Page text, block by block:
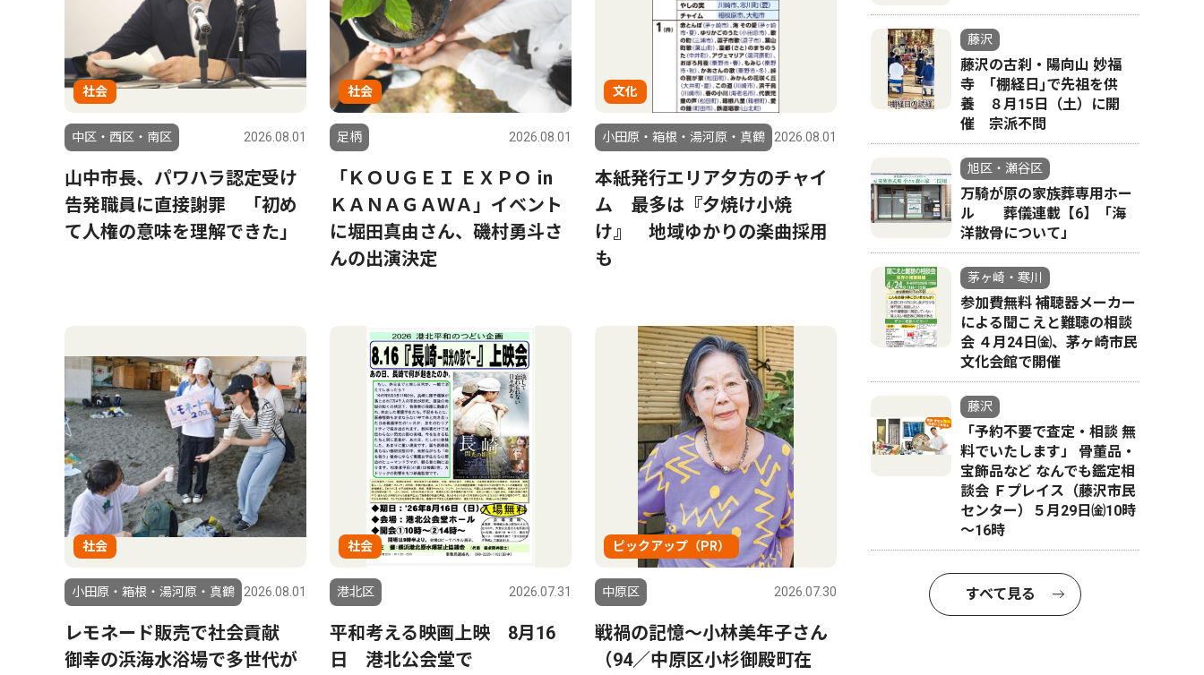
社会
中区・西区・南区 2026.08.01
山中市長、パワハラ認定受け
告発職員に直接謝罪 「初め
て人権の意味を理解できた」
社会
足柄 2026.08.01
「ＫＯＵＧＥＩ ＥＸＰＯ ㏌
ＫＡＮＡＧＡＷＡ」イベント
に堀田真由さん、磯村勇斗さ
んの出演決定
文化
小田原・箱根・湯河原・真鶴 2026.08.01
本紙発行エリア夕方のチャイ
ム 最多は『夕焼け小焼
け』 地域ゆかりの楽曲採用
も
社会
小田原・箱根・湯河原・真鶴 2026.08.01
レモネード販売で社会貢献
御幸の浜海水浴場で多世代が
社会
港北区 2026.07.31
平和考える映画上映 8月16
日 港北公会堂で
ピックアップ（PR）
中原区 2026.07.30
戦禍の記憶〜小林美年子さん
（94／中原区小杉御殿町在
藤沢
藤沢の古刹・陽向山 妙福
寺 ｢棚経日｣で先祖を供
養 ８月15日（土）に開
催 宗派不問
旭区・瀬谷区
万騎が原の家族葬専用ホー
ル 葬儀連載【6】「海
洋散骨について」
茅ヶ崎・寒川
参加費無料 補聴器メーカー
による聞こえと難聴の相談
会 ４月24日㈮、茅ヶ崎市民
文化会館で開催
藤沢
「予約不要で査定・相談 無
料でいたします」 骨董品・
宝飾品など なんでも鑑定相
談会 Ｆプレイス（藤沢市民
センター）５月29日㈮10時
～16時
すべて見る